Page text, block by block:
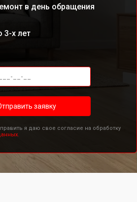
в день обращения
3-х лет
заявку
я даю свое согласие на обработку